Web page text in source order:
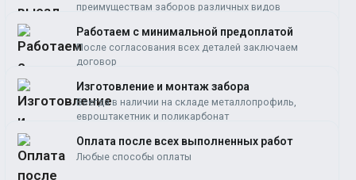
преимуществам заборов различных видов
Работаем c минимальной предоплатой
После согласования всех деталей заключаем
договор
Изготовление и монтаж забора
Всегда в наличии на складе металлопрофиль,
евроштакетник и поликарбонат
Оплата после всех выполненных работ
Любые способы оплаты